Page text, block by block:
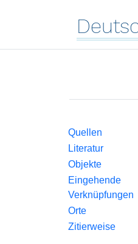
Quellen
Literatur
Objekte
Eingehende
Verknüpfungen
Orte
Zitierweise